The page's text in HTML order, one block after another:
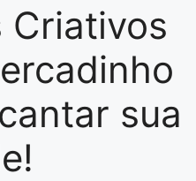
Criativos
sua